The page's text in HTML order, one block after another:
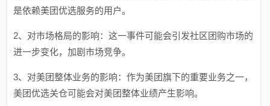
是依赖美团优选服务的用户。
2、对市场格局的影响：这一事件可能会引发社区团购市场的
进一步变化，加剧市场竞争。
3、对美团整体业务的影响：作为美团旗下的重要业务之一，
美团优选关仓可能会对美团整体业绩产生影响。